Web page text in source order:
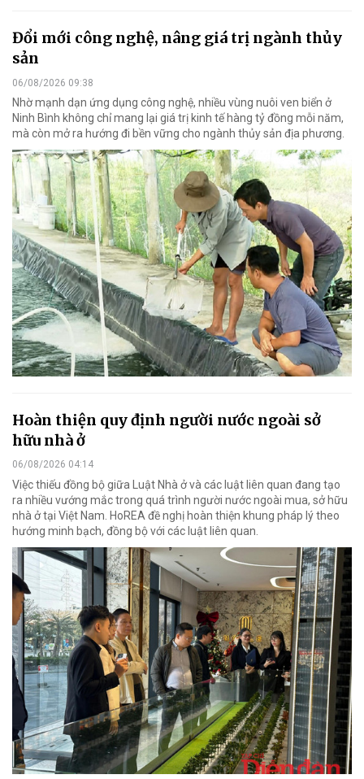
Đổi mới công nghệ, nâng giá trị ngành thủy
sản
06/08/2026 09:38
Nhờ mạnh dạn ứng dụng công nghệ, nhiều vùng nuôi ven biển ở
Ninh Bình không chỉ mang lại giá trị kinh tế hàng tỷ đồng mỗi năm,
mà còn mở ra hướng đi bền vững cho ngành thủy sản địa phương.
Hoàn thiện quy định người nước ngoài sở
hữu nhà ở
06/08/2026 04:14
Việc thiếu đồng bộ giữa Luật Nhà ở và các luật liên quan đang tạo
ra nhiều vướng mắc trong quá trình người nước ngoài mua, sở hữu
nhà ở tại Việt Nam. HoREA đề nghị hoàn thiện khung pháp lý theo
hướng minh bạch, đồng bộ với các luật liên quan.